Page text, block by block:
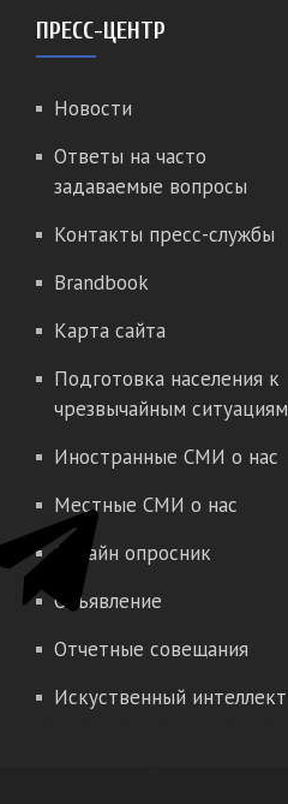
ПРЕСС-ЦЕНТР
Новости
Ответы на часто
задаваемые вопросы
Контакты пресс-службы
Brandbook
Карта сайта
Подготовка населения к
чрезвычайным ситуациям
Иностранные СМИ о нас
Местные СМИ о нас
Онлайн опросник
Объявление
Отчетные совещания
Искуственный интеллект